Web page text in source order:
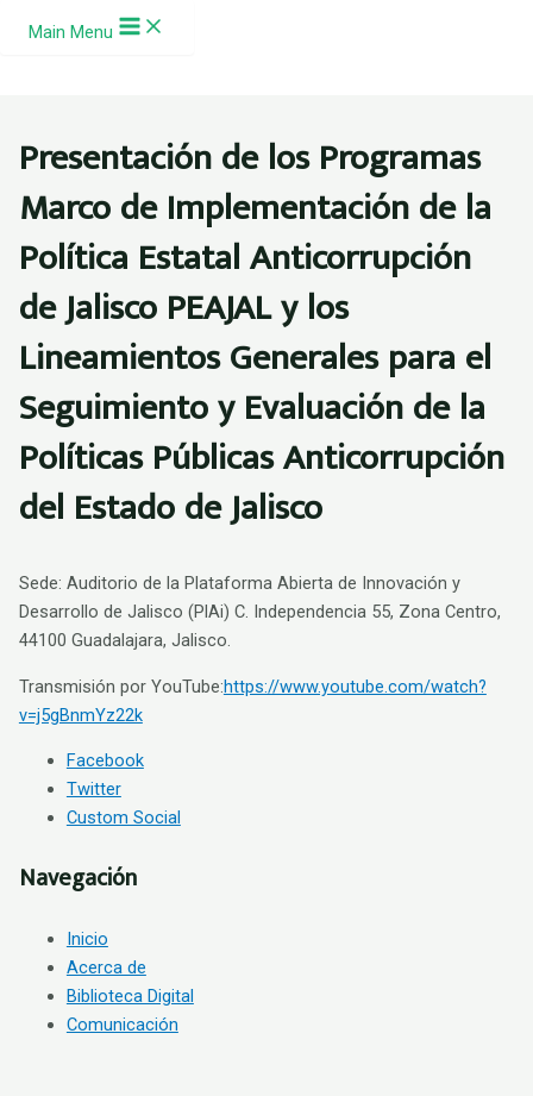
Ir al contenido
Main Menu
Presentación de los Programas
Marco de Implementación de la
Política Estatal Anticorrupción
de Jalisco PEAJAL y los
Lineamientos Generales para el
Seguimiento y Evaluación de la
Políticas Públicas Anticorrupción
del Estado de Jalisco
Sede: Auditorio de la Plataforma Abierta de Innovación y
Desarrollo de Jalisco (PlAi) C. Independencia 55, Zona Centro,
44100 Guadalajara, Jalisco.
Transmisión por YouTube:https://www.youtube.com/watch?
v=j5gBnmYz22k
Facebook
Twitter
Custom Social
Navegación
Inicio
Acerca de
Biblioteca Digital
Comunicación